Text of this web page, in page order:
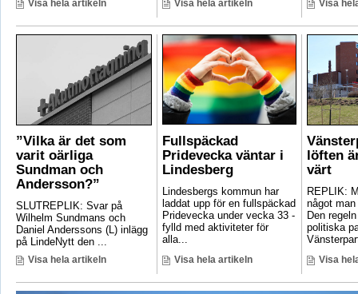
Visa hela artikeln Visa hela artikeln Visa
”Vilka är det som
varit oärliga
Sundman och
Andersson?”
SLUTREPLIK: Svar på
Wilhelm Sundmans och
Daniel Anderssons (L) inlägg
på LindeNytt den ...
Visa hela artikeln
Fullspäckad
Pridevecka väntar i
Lindesberg
Lindesbergs kommun har
laddat upp för en fullspäckad
Pridevecka under vecka 33 -
fylld med aktiviteter för
alla...
Visa hela artikeln
löften
värt
REPLIK:
något
Den
politiska
Visa